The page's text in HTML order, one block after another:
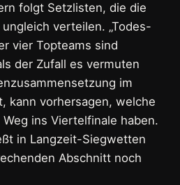
folgt Setzlisten, die die
verteilen. „Todes-
vier Topteams sind
der Zufall es vermuten
im
kann vorhersagen, welche
ins Viertelfinale haben.
in Langzeit-Siegwetten
Abschnitt noch